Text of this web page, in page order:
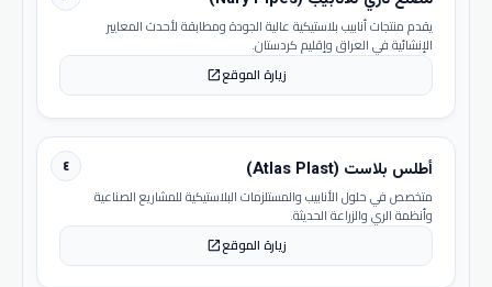
يقدم منتجات أنابيب بلاستيكية عالية الجودة ومطابقة لأحدث المعايير
الإنشائية في العراق وإقليم كردستان.
زيارة الموقعopen_in_new
٤ أطلس بلاست (Atlas Plast)
متخصص في حلول الأنابيب والمستلزمات البلاستيكية للمشاريع الصناعية
وأنظمة الري والزراعة الحديثة.
زيارة الموقعopen_in_new